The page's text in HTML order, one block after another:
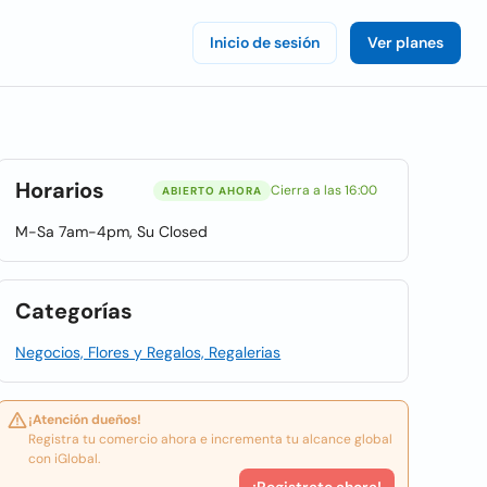
Inicio de sesión Ver planes
Horarios ABIERTO AHORA Cierra a las 16:00
M-Sa 7am-4pm, Su Closed
Categorías
Negocios, Flores y Regalos, Regalerias
¡Atención dueños!
Registra tu comercio ahora e incrementa tu alcance global
con iGlobal.